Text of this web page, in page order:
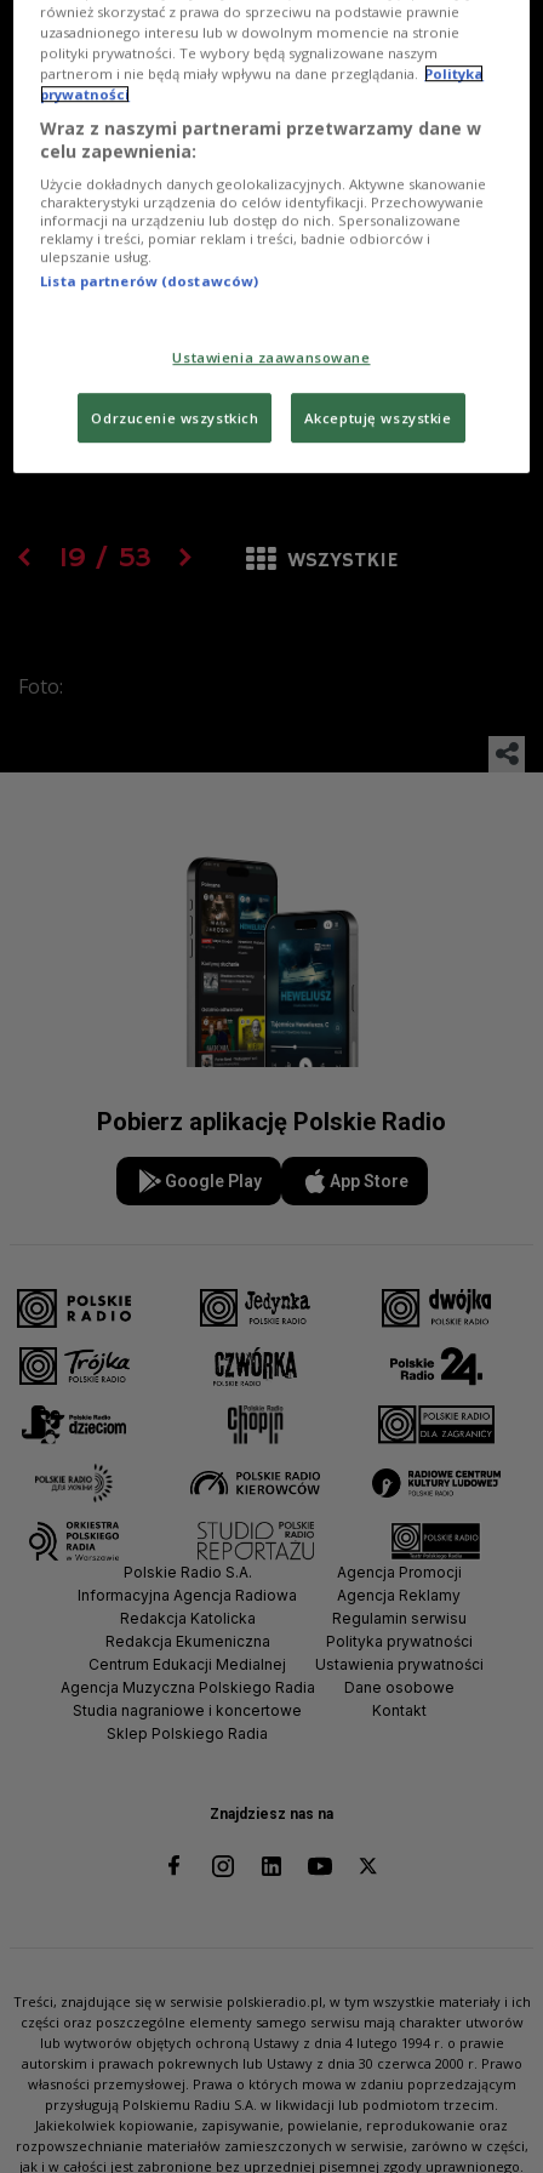
19 / 53 WSZYSTKIE
Foto:
Pobierz aplikację Polskie Radio
Google Play App Store
Znajdziesz nas na
Polskie Radio S.A.
Informacyjna Agencja Radiowa
Redakcja Katolicka
Redakcja Ekumeniczna
Centrum Edukacji Medialnej
Agencja Muzyczna Polskiego Radia
Studia nagraniowe i koncertowe
Sklep Polskiego Radia
Agencja Promocji
Agencja Reklamy
Regulamin serwisu
Polityka prywatności
Ustawienia prywatności
Dane osobowe
Kontakt
Treści, znajdujące się w serwisie polskieradio.pl, w tym wszystkie materiały i ich
części oraz poszczególne elementy samego serwisu mają charakter utworów
lub wytworów objętych ochroną Ustawy z dnia 4 lutego 1994 r. o prawie
autorskim i prawach pokrewnych lub Ustawy z dnia 30 czerwca 2000 r. Prawo
własności przemysłowej. Prawa o których mowa w zdaniu poprzedzającym
przysługują Polskiemu Radiu S.A. w likwidacji lub podmiotom trzecim.
Jakiekolwiek kopiowanie, zapisywanie, powielanie, reprodukowanie oraz
rozpowszechnianie materiałów zamieszczonych w serwisie, zarówno w części,
jak i w całości jest zabronione bez uprzedniej pisemnej zgody uprawnionego.
również skorzystać z prawa do sprzeciwu na podstawie prawnie
uzasadnionego interesu lub w dowolnym momencie na stronie
polityki prywatności. Te wybory będą sygnalizowane naszym
partnerom i nie będą miały wpływu na dane przeglądania.
Polityka
prywatności
Wraz z naszymi partnerami przetwarzamy dane w
celu zapewnienia:
Użycie dokładnych danych geolokalizacyjnych. Aktywne skanowanie
charakterystyki urządzenia do celów identyfikacji. Przechowywanie
informacji na urządzeniu lub dostęp do nich. Spersonalizowane
reklamy i treści, pomiar reklam i treści, badnie odbiorców i
ulepszanie usług.
Lista partnerów (dostawców)
Ustawienia zaawansowane
Odrzucenie wszystkich Akceptuję wszystkie